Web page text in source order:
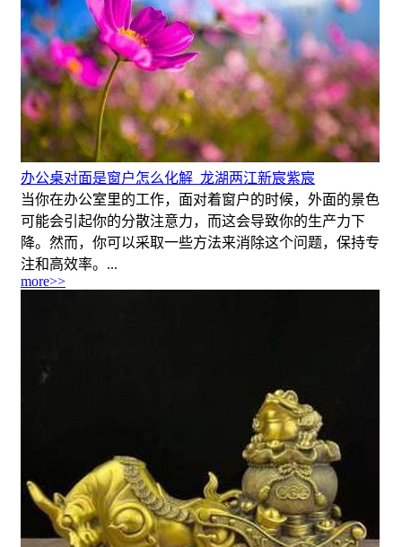
办公桌对面是窗户怎么化解_龙湖两江新宸紫宸
当你在办公室里的工作，面对着窗户的时候，外面的景色
可能会引起你的分散注意力，而这会导致你的生产力下
降。然而，你可以采取一些方法来消除这个问题，保持专
注和高效率。...
more>>